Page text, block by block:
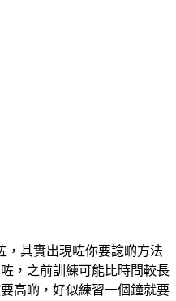
，其實出現咗你要諗啲方法
，之前訓練可能比時間較長
高啲，好似練習一個鐘就要